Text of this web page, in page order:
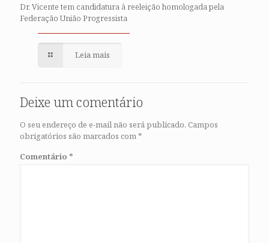
Dr. Vicente tem candidatura à reeleição homologada pela
Federação União Progressista
Leia mais
Deixe um comentário
O seu endereço de e-mail não será publicado. Campos
obrigatórios são marcados com*
Comentário *